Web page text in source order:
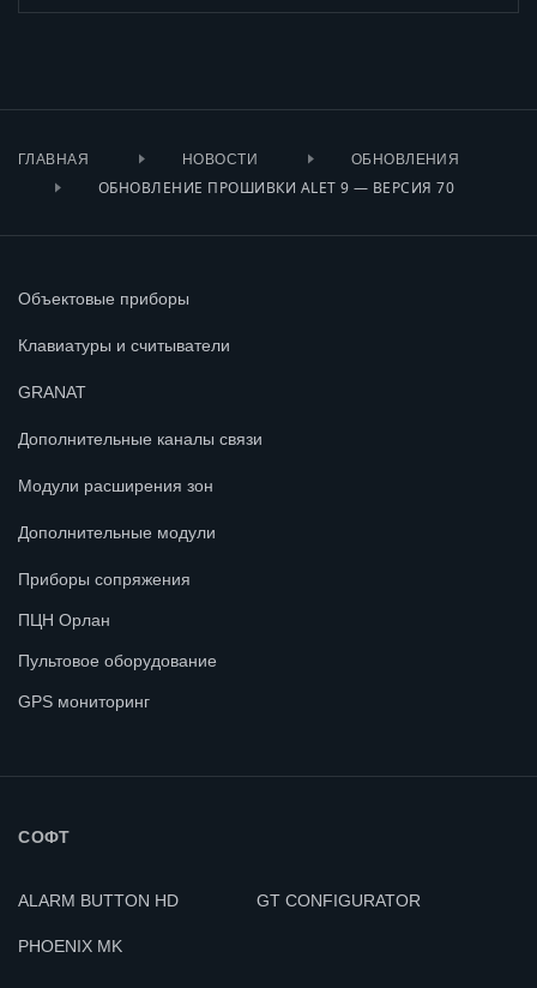
ГЛАВНАЯ НОВОСТИ ОБНОВЛЕНИЯ
ОБНОВЛЕНИЕ ПРОШИВКИ ALET 9 — ВЕРСИЯ 70
Объектовые приборы
Клавиатуры и считыватели
GRANAT
Дополнительные каналы связи
Модули расширения зон
Дополнительные модули
Приборы сопряжения
ПЦН Орлан
Пультовое оборудование
GPS мониторинг
СОФТ
ALARM BUTTON HD GT CONFIGURATOR
PHOENIX MK